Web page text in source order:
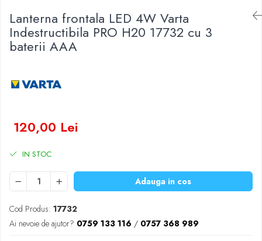
Becuri LED
Aplice LED
Lanterne
Kit-uri vlogging
Prelungitoare
Ventilatoare
Diverse gadgeturi
Cablu coaxial
Periferice PC
Accesorii auto
Baterii Zinc-Aer
Lanterna frontala LED 4W Varta
Indestructibila PRO H20 17732 cu 3
baterii AAA
120,00 Lei
IN STOC
Adauga in cos
Cod Produs: 17732
Ai nevoie de ajutor? 0759 133 116 / 0757 368 989